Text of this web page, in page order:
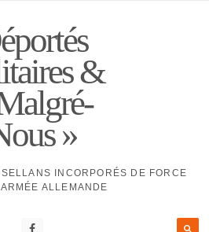
&
»
INCORPORÉS DE FORCE
ALLEMANDE